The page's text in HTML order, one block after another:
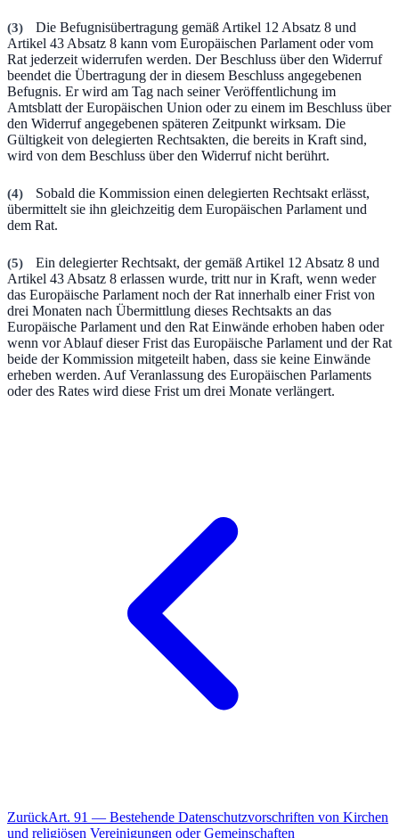
(3)
Die Befugnisübertragung gemäß Artikel 12 Absatz 8 und
Artikel 43 Absatz 8 kann vom Europäischen Parlament oder vom
Rat jederzeit widerrufen werden. Der Beschluss über den Widerruf
beendet die Übertragung der in diesem Beschluss angegebenen
Befugnis. Er wird am Tag nach seiner Veröffentlichung im
Amtsblatt der Europäischen Union oder zu einem im Beschluss über
den Widerruf angegebenen späteren Zeitpunkt wirksam. Die
Gültigkeit von delegierten Rechtsakten, die bereits in Kraft sind,
wird von dem Beschluss über den Widerruf nicht berührt.
(4)
Sobald die Kommission einen delegierten Rechtsakt erlässt,
übermittelt sie ihn gleichzeitig dem Europäischen Parlament und
dem Rat.
(5)
Ein delegierter Rechtsakt, der gemäß Artikel 12 Absatz 8 und
Artikel 43 Absatz 8 erlassen wurde, tritt nur in Kraft, wenn weder
das Europäische Parlament noch der Rat innerhalb einer Frist von
drei Monaten nach Übermittlung dieses Rechtsakts an das
Europäische Parlament und den Rat Einwände erhoben haben oder
wenn vor Ablauf dieser Frist das Europäische Parlament und der Rat
beide der Kommission mitgeteilt haben, dass sie keine Einwände
erheben werden. Auf Veranlassung des Europäischen Parlaments
oder des Rates wird diese Frist um drei Monate verlängert.
ZurückArt. 91 — Bestehende Datenschutzvorschriften von Kirchen
und religiösen Vereinigungen oder Gemeinschaften